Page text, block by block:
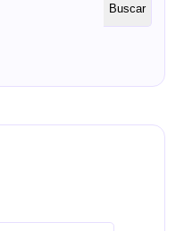
Buscar